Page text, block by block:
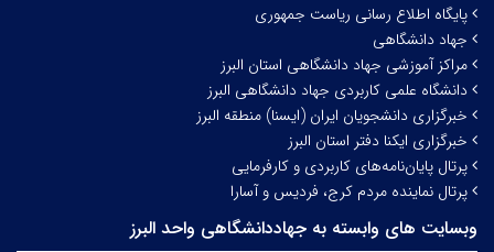
پایگاه اطلاع رسانی ریاست جمهوری
جهاد دانشگاهی
مراکز آموزشی جهاد دانشگاهی استان البرز
دانشگاه علمی کاربردی جهاد دانشگاهی البرز
خبرگزاری دانشجویان ایران (ایسنا) منطقه البرز
خبرگزاری ایکنا دفتر استان البرز
پرتال پایان‌نامه‌های کاربردی و کارفرمایی
پرتال نماینده مردم کرج، فردیس و آسارا
وبسایت های وابسته به جهاددانشگاهی واحد البرز